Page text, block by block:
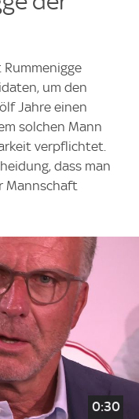
um den
Jahre einen
solchen Mann
verpflichtet.
dass man
Mannschaft
0:30